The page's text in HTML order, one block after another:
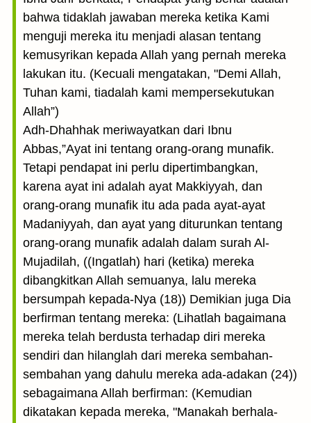
bahwa tidaklah jawaban mereka ketika Kami
menguji mereka itu menjadi alasan tentang
kemusyrikan kepada Allah yang pernah mereka
lakukan itu. (Kecuali mengatakan, "Demi Allah,
Tuhan kami, tiadalah kami mempersekutukan
Allah”)
Adh-Dhahhak meriwayatkan dari Ibnu
Abbas,”Ayat ini tentang orang-orang munafik.
Tetapi pendapat ini perlu dipertimbangkan,
karena ayat ini adalah ayat Makkiyyah, dan
orang-orang munafik itu ada pada ayat-ayat
Madaniyyah, dan ayat yang diturunkan tentang
orang-orang munafik adalah dalam surah Al-
Mujadilah, ((Ingatlah) hari (ketika) mereka
dibangkitkan Allah semuanya, lalu mereka
bersumpah kepada-Nya (18)) Demikian juga Dia
berfirman tentang mereka: (Lihatlah bagaimana
mereka telah berdusta terhadap diri mereka
sendiri dan hilanglah dari mereka sembahan-
sembahan yang dahulu mereka ada-adakan (24))
sebagaimana Allah berfirman: (Kemudian
dikatakan kepada mereka, "Manakah berhala-